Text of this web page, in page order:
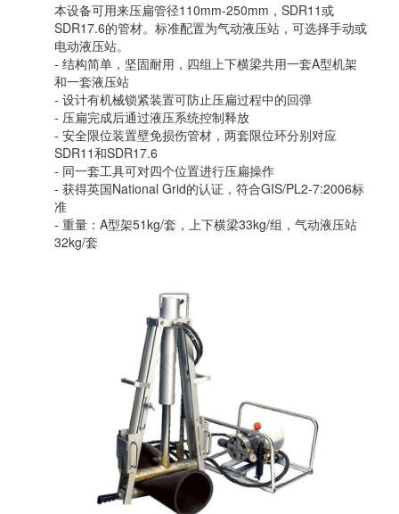
本设备可用来压扁管径110mm-250mm，SDR11或
SDR17.6的管材。标准配置为气动液压站，可选择手动或
电动液压站。
- 结构简单，坚固耐用，四组上下横梁共用一套A型机架
和一套液压站
- 设计有机械锁紧装置可防止压扁过程中的回弹
- 压扁完成后通过液压系统控制释放
- 安全限位装置壁免损伤管材，两套限位环分别对应
SDR11和SDR17.6
- 同一套工具可对四个位置进行压扁操作
- 获得英国National Grid的认证，符合GIS/PL2-7:2006标
准
- 重量：A型架51kg/套，上下横梁33kg/组，气动液压站
32kg/套